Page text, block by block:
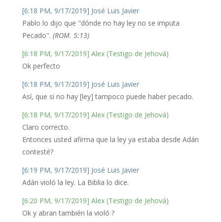
[6:18 PM, 9/17/2019] José Luis Javier
Pablo lo dijo que "dónde no hay ley no se imputa
Pecado". (ROM. 5:13)
[6:18 PM, 9/17/2019] Alex (Testigo de Jehová)
Ok perfecto
[6:18 PM, 9/17/2019] José Luis Javier
Así, que si no hay [ley] tampoco puede haber pecado.
[6:18 PM, 9/17/2019] Alex (Testigo de Jehová)
Claro correcto.
Entonces usted afirma que la ley ya estaba desde Adán
contesté?
[6:19 PM, 9/17/2019] José Luis Javier
Adán violó la ley. La Biblia lo dice.
[6:20 PM, 9/17/2019] Alex (Testigo de Jehová)
Ok y abran también la violó ?